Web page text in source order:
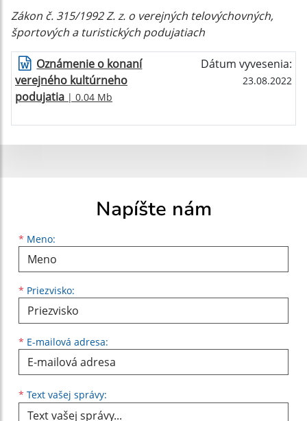
Zákon č. 315/1992 Z. z. o verejných telovýchovných,
športových a turistických podujatiach
Oznámenie o konaní
verejného kultúrneho
podujatia | 0.04 Mb
Dátum vyvesenia:
23.08.2022
Napíšte nám
* Meno:
Meno
* Priezvisko:
Priezvisko
* E-mailová adresa:
E-mailová adresa
* Text vašej správy: